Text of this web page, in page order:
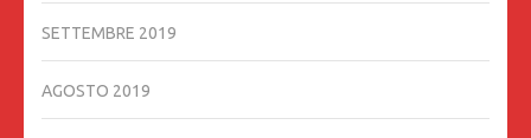
SETTEMBRE 2019
AGOSTO 2019